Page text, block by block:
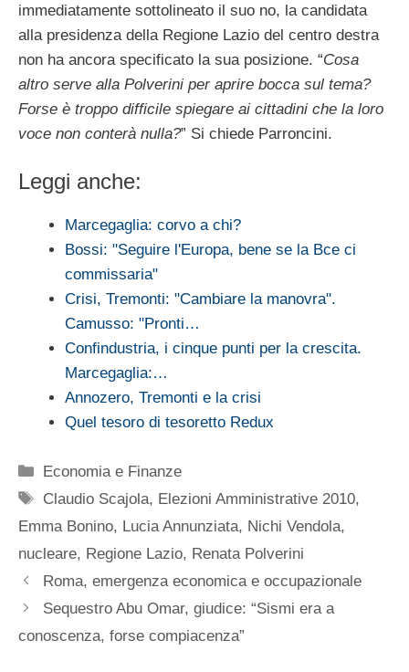
immediatamente sottolineato il suo no, la candidata
alla presidenza della Regione Lazio del centro destra
non ha ancora specificato la sua posizione. “Cosa
altro serve alla Polverini per aprire bocca sul tema?
Forse è troppo difficile spiegare ai cittadini che la loro
voce non conterà nulla?” Si chiede Parroncini.
Leggi anche:
Marcegaglia: corvo a chi?
Bossi: "Seguire l'Europa, bene se la Bce ci
commissaria"
Crisi, Tremonti: "Cambiare la manovra".
Camusso: "Pronti…
Confindustria, i cinque punti per la crescita.
Marcegaglia:…
Annozero, Tremonti e la crisi
Quel tesoro di tesoretto Redux
Categorie
Economia e Finanze
Tag
Claudio Scajola, Elezioni Amministrative 2010,
Emma Bonino, Lucia Annunziata, Nichi Vendola,
nucleare, Regione Lazio, Renata Polverini
Roma, emergenza economica e occupazionale
Sequestro Abu Omar, giudice: “Sismi era a
conoscenza, forse compiacenza”